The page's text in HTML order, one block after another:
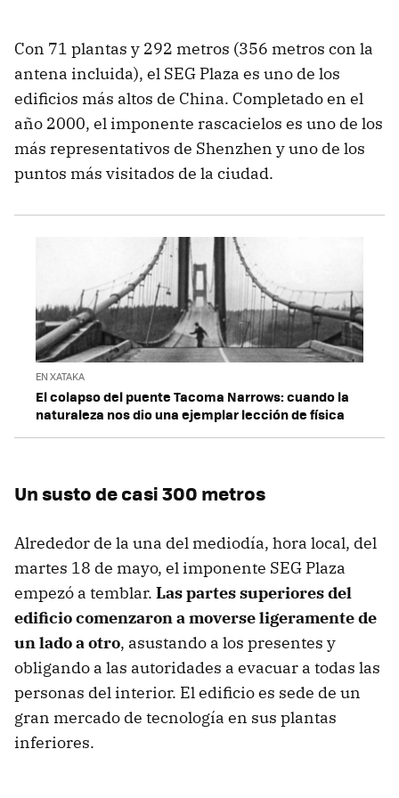
Con 71 plantas y 292 metros (356 metros con la
antena incluida), el SEG Plaza es uno de los
edificios más altos de China. Completado en el
año 2000, el imponente rascacielos es uno de los
más representativos de Shenzhen y uno de los
puntos más visitados de la ciudad.
EN XATAKA
El colapso del puente Tacoma Narrows: cuando la
naturaleza nos dio una ejemplar lección de física
Un susto de casi 300 metros
Alrededor de la una del mediodía, hora local, del
martes 18 de mayo, el imponente SEG Plaza
empezó a temblar. Las partes superiores del
edificio comenzaron a moverse ligeramente de
un lado a otro, asustando a los presentes y
obligando a las autoridades a evacuar a todas las
personas del interior. El edificio es sede de un
gran mercado de tecnología en sus plantas
inferiores.